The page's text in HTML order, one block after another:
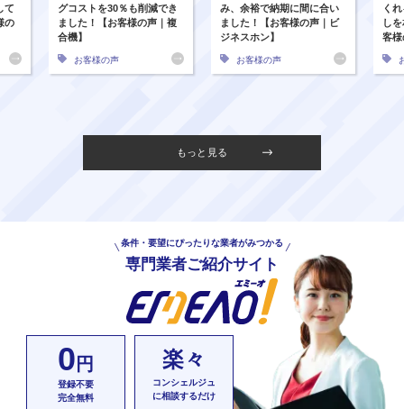
て
の
グコストを30％も削減でき
ました！【お客様の声｜複
合機】
お客様の声
み、余裕で納期に間に合い
ました！【お客様の声｜ビ
ジネスホン】
お客様の声
く
し
客
もっと見る
条件・要望にぴったりな業者がみつかる
専門業者ご紹介サイト
0 円
登録不要
完全無料
楽々
コンシェルジュ
に相談するだけ